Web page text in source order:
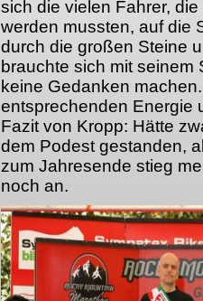
sich die vielen Fahrer,
werden mussten, auf die
durch die großen Steine
brauchte sich mit seinem
keine Gedanken
entsprechenden Energie
Fazit von Kropp: Hätte
dem Podest gestanden,
zum Jahresende stieg
noch an.